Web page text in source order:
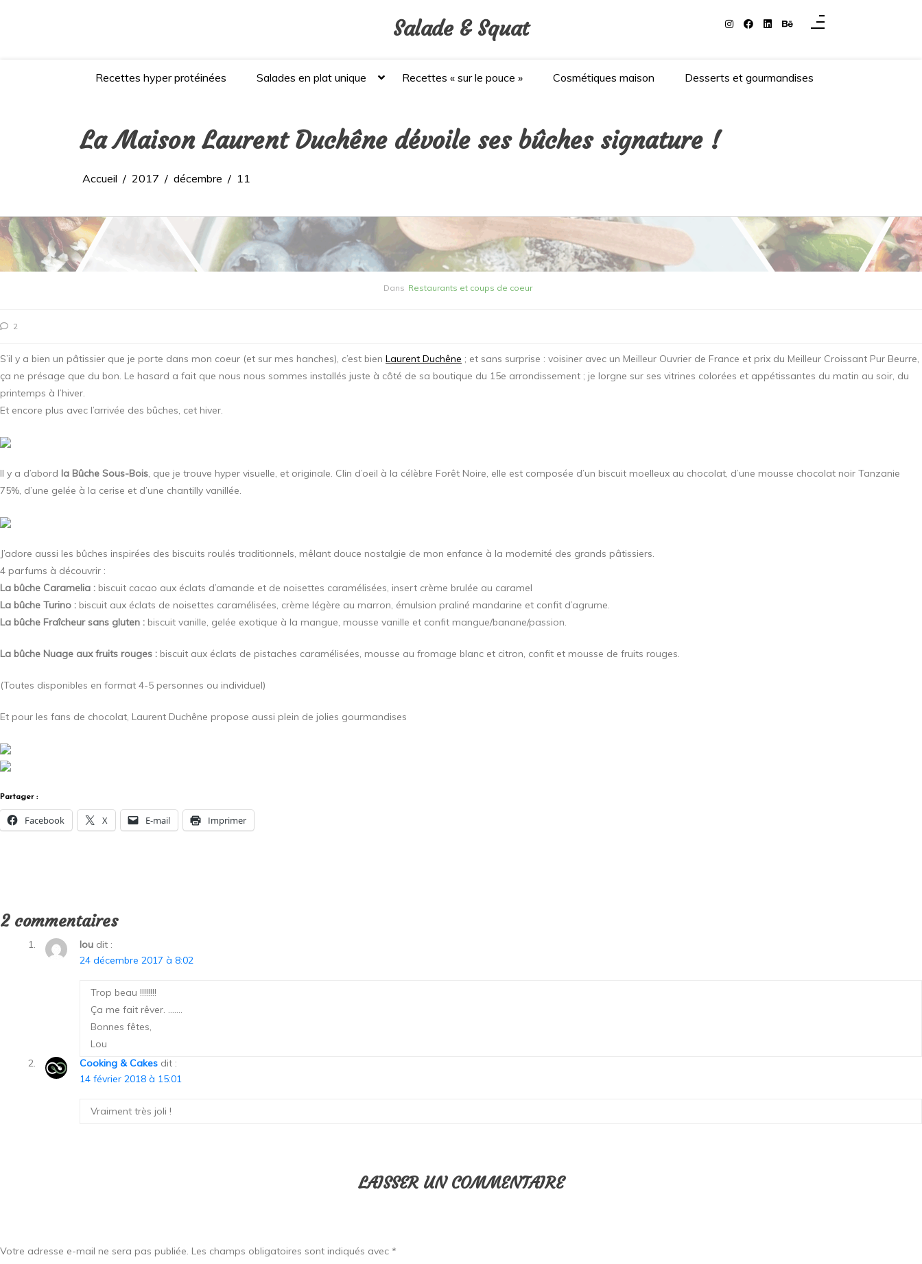
Salade & Squat
Recettes hyper protéinées Salades en plat unique Recettes « sur le pouce » Cosmétiques maison Desserts et gourmandises
La Maison Laurent Duchêne dévoile ses bûches signature !
Accueil 2017 décembre 11
Dans Restaurants et coups de coeur
2
S’il y a bien un pâtissier que je porte dans mon coeur (et sur mes hanches), c’est bien Laurent Duchêne ; et sans surprise : voisiner avec un Meilleur Ouvrier de France et prix du Meilleur Croissant Pur Beurre,
ça ne présage que du bon. Le hasard a fait que nous nous sommes installés juste à côté de sa boutique du 15e arrondissement ; je lorgne sur ses vitrines colorées et appétissantes du matin au soir, du
printemps à l’hiver.
Et encore plus avec l’arrivée des bûches, cet hiver.
Il y a d’abord la Bûche Sous-Bois, que je trouve hyper visuelle, et originale. Clin d’oeil à la célèbre Forêt Noire, elle est composée d’un biscuit moelleux au chocolat, d’une mousse chocolat noir Tanzanie
75%, d’une gelée à la cerise et d’une chantilly vanillée.
J’adore aussi les bûches inspirées des biscuits roulés traditionnels, mêlant douce nostalgie de mon enfance à la modernité des grands pâtissiers.
4 parfums à découvrir :
La bûche Caramelia : biscuit cacao aux éclats d’amande et de noisettes caramélisées, insert crème brulée au caramel
La bûche Turino : biscuit aux éclats de noisettes caramélisées, crème légère au marron, émulsion praliné mandarine et confit d’agrume.
La bûche Fraîcheur sans gluten : biscuit vanille, gelée exotique à la mangue, mousse vanille et confit mangue/banane/passion.
La bûche Nuage aux fruits rouges : biscuit aux éclats de pistaches caramélisées, mousse au fromage blanc et citron, confit et mousse de fruits rouges.
(Toutes disponibles en format 4-5 personnes ou individuel)
Et pour les fans de chocolat, Laurent Duchêne propose aussi plein de jolies gourmandises
Partager :
Facebook X E-mail Imprimer
2 commentaires
lou dit :
24 décembre 2017 à 8:02
Trop beau !!!!!!!!
Ça me fait rêver. …….
Bonnes fêtes,
Lou
Cooking & Cakes dit :
14 février 2018 à 15:01
Vraiment très joli !
LAISSER UN COMMENTAIRE
Votre adresse e-mail ne sera pas publiée. Les champs obligatoires sont indiqués avec *